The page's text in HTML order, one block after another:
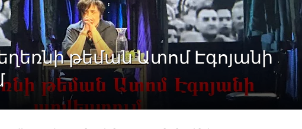
թեման Ատոմ Էգոյանի